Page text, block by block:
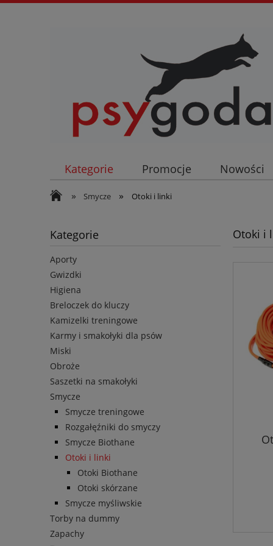
Kategorie Promocje Nowości
» Smycze » Otoki i linki
Kategorie
Aporty
Gwizdki
Higiena
Breloczek do kluczy
Kamizelki treningowe
Karmy i smakołyki dla psów
Miski
Obroże
Saszetki na smakołyki
Smycze
Smycze treningowe
Rozgałęźniki do smyczy
Smycze Biothane
Otoki i linki
Otoki Biothane
Otoki skórzane
Smycze myśliwskie
Torby na dummy
Zapachy
Otoki i